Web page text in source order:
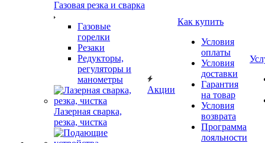
Газовая резка и сварка
Газовые
горелки
Резаки
Редукторы,
регуляторы и
манометры
Лазерная сварка,
резка, чистка
Акции
Как купить
Условия
оплаты
Условия
доставки
Гарантия
на товар
Условия
возврата
Программа
лояльности